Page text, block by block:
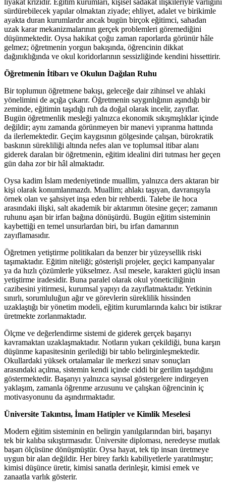
sürdürebilecek yapılar olmaktan ziyade; ehliyet, adalet ve birikimle
ayakta duran kurumlardır ancak bugün birçok eğitimci, sahadan
uzak karar mekanizmalarının gerçek problemleri göremediğini
düşünmektedir. Oysa hakikat çoğu zaman raporlarda görünür hâle
gelmez; öğretmenin yorgun bakışında, öğrencinin dikkat
dağınıklığında ve okul koridorlarının sessizliğinde kendini hissettirir.
Öğretmenin İtibarı ve Okulun Dağılan Ruhu
Bir toplumun öğretmene bakışı, geleceğe dair zihinsel ve ahlaki
yönelimini de açığa çıkarır. Öğretmenin saygınlığının aşındığı bir
zeminde, eğitimin taşıdığı ruh da doğal olarak incelir, zayıflar.
Bugün öğretmenlik mesleği yalnızca ekonomik sıkışmışlıklar içinde
değildir; aynı zamanda görünmeyen bir manevi yıpranma hattında
da ilerlemektedir. Geçim kaygısının gölgesinde çalışan, bürokratik
baskının sürekliliği altında nefes alan ve toplumsal itibar alanı
giderek daralan bir öğretmenin, eğitim idealini diri tutması her geçen
gün daha zor bir hâl almaktadır.
Oysa kadim İslam medeniyetinde muallim, yalnızca ders aktaran bir
kişi olarak konumlanmazdı. Muallim; ahlakı taşıyan, davranışıyla
örnek olan ve şahsiyet inşa eden bir rehberdi. Talebe ile hoca
arasındaki ilişki, salt akademik bir aktarımın ötesine geçer; zamanın
ruhunu aşan bir irfan bağına dönüşürdü. Bugün eğitim sisteminin
kaybettiği en temel unsurlardan biri, bu irfan damarının
zayıflamasıdır.
Öğretmen yetiştirme politikaları da benzer bir yüzeysellik riski
taşımaktadır. Eğitim niteliği; gösterişli projeler, geçici kampanyalar
ya da hızlı çözümlerle yükselmez. Asıl mesele, karakteri güçlü insan
yetiştirme iradesidir. Buna paralel olarak okul yöneticiliğinin
cazibesini yitirmesi, kurumsal yapıyı da zayıflatmaktadır. Yetkinin
sınırlı, sorumluluğun ağır ve görevlerin süreklilik hissinden
uzaklaştığı bir yönetim modeli, eğitim kurumlarında kalıcı bir istikrar
üretmekte zorlanmaktadır.
Ölçme ve değerlendirme sistemi de giderek gerçek başarıyı
kavramaktan uzaklaşmaktadır. Notların yukarı çekildiği, buna karşın
düşünme kapasitesinin gerilediği bir tablo belirginleşmektedir.
Okullardaki yüksek ortalamalar ile merkezi sınav sonuçları
arasındaki açılma, sistemin kendi içinde ciddi bir gerilim taşıdığını
göstermektedir. Başarıyı yalnızca sayısal göstergelere indirgeyen
yaklaşım, zamanla öğrenme arzusunu ve çalışkan öğrencinin iç
motivasyonunu da aşındırmaktadır.
Üniversite Takıntısı, İmam Hatipler ve Kimlik Meselesi
Modern eğitim sisteminin en belirgin yanılgılarından biri, başarıyı
tek bir kalıba sıkıştırmasıdır. Üniversite diploması, neredeyse mutlak
başarı ölçüsüne dönüşmüştür. Oysa hayat, tek tip insan üretmeye
uygun bir alan değildir. Her birey farklı kabiliyetlerle yaratılmıştır;
kimisi düşünce üretir, kimisi sanatla derinleşir, kimisi emek ve
zanaatla varlık gösterir.